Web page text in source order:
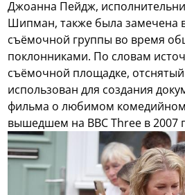
Джоанна Пейдж,
Шипман, также была замечена
съёмочной группы во время
поклонниками. По словам
съёмочной площадке,
использован для создания
фильма о любимом
вышедшем на BBC Three в 2007